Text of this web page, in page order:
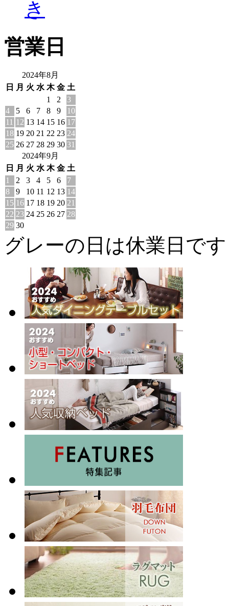
き
営業日
2024年8月
日
月 火 水 木 金 土
1
2
3
4
5 6 7 8 9
10
11 12 13 14 15 16 17
18 19 20 21 22 23 24
25 26 27 28 29 30 31
2024年9月
日
月 火 水 木 金 土
1
2 3 4 5 6
7
8
9 10 11 12 13 14
15 16 17 18 19 20 21
22 23 24 25 26 27 28
29 30
グレーの日は休業日です